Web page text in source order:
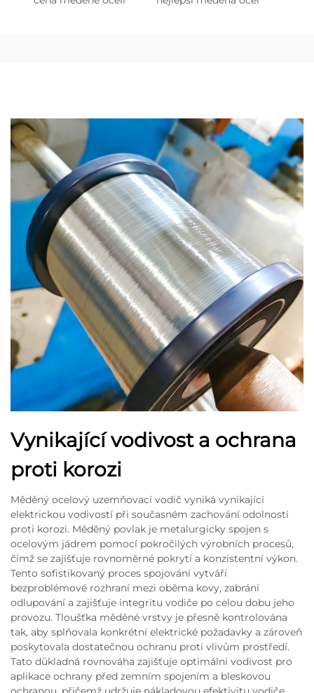
Vynikající vodivost a ochrana
proti korozi
Měděný ocelový uzemňovací vodič vyniká vynikající
elektrickou vodivostí při současném zachování odolnosti
proti korozi. Měděný povlak je metalurgicky spojen s
ocelovým jádrem pomocí pokročilých výrobních procesů,
čímž se zajišťuje rovnoměrné pokrytí a konzistentní výkon.
Tento sofistikovaný proces spojování vytváří
bezproblémové rozhraní mezi oběma kovy, zabrání
odlupování a zajišťuje integritu vodiče po celou dobu jeho
provozu. Tloušťka měděné vrstvy je přesně kontrolována
tak, aby splňovala konkrétní elektrické požadavky a zároveň
poskytovala dostatečnou ochranu proti vlivům prostředí.
Tato důkladná rovnováha zajišťuje optimální vodivost pro
aplikace ochrany před zemním spojením a bleskovou